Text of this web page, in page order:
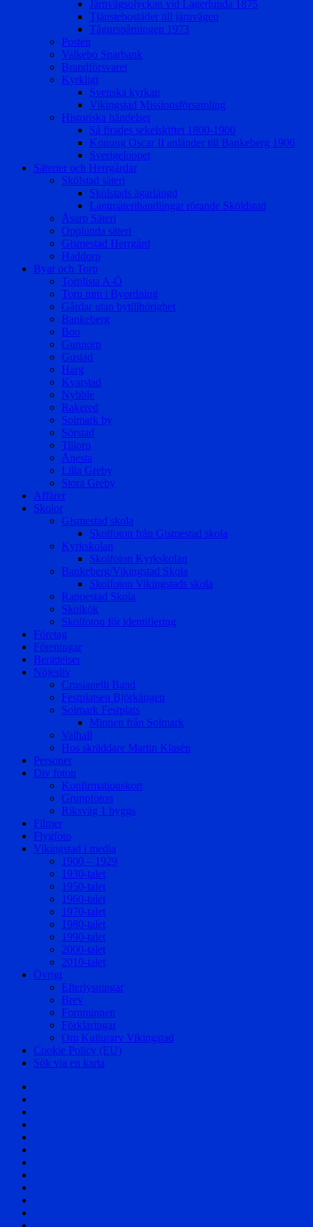
Järnvägsolyckan vid Lagerlunda 1875
Tjänstebostäder till järnvägen
Tågurspårningen 1973
Posten
Valkebo Sparbank
Brandförsvaret
Kyrkligt
Svenska kyrkan
Vikingstad Missionsförsamling
Historiska händelser
Så firades sekelskiftet 1800-1900
Konung Oscar II anländer till Bankeberg 1906
Sverigeloppet
Säterier och Herrgårdar
Skölstad säteri
Skölstads ägarlängd
Lantmäterihandlingar rörande Sköldstad
Åsarp Säteri
Opplunda säteri
Gismestad Herrgård
Haddorp
Byar och Torp
Torplista A-Ö
Torp mm i Byordning
Gårdar utan bytillhörighet
Bankeberg
Boo
Gunnorp
Gustad
Harg
Kvarstad
Nybble
Rakered
Solmark by
Sörstad
Tillorp
Ånesta
Lilla Greby
Stora Greby
Affärer
Skolor
Gismestad skola
Skolfoton från Gismestad skola
Kyrkskolan
Skolfoton Kyrkskolan
Bankeberg/Vikingstad Skola
Skolfoton Vikingstads skola
Rappestad Skola
Skolkök
Skolfoton för identifiering
Företag
Föreningar
Berättelser
Nöjesliv
Crusianelli Band
Festplatsen Björkängen
Solmark Festplats
Minnen från Solmark
Valhall
Hos skräddare Martin Klasén
Personer
Div foton
Konfirmationskort
Gruppfoton
Riksväg 1 byggs
Filmer
Flygfoto
Vikingstad i media
1900 – 1929
1930-talet
1950-talet
1960-talet
1970-talet
1980-talet
1990-talet
2000-talet
2010-talet
Övrigt
Efterlysningar
Brev
Fornminnen
Förklaringar
Om Kulturarv Vikingstad
Cookie Policy (EU)
Sök via en karta